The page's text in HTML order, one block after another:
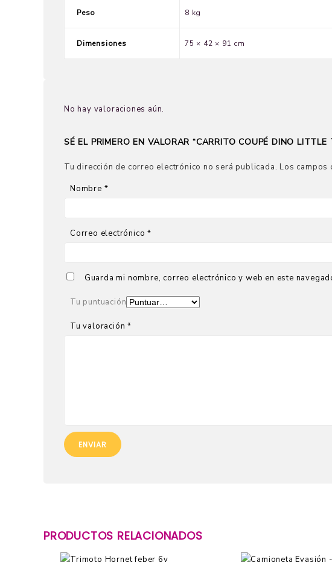
Peso 8 kg
Dimensiones 75 × 42 × 91 cm
No hay valoraciones aún.
SÉ EL PRIMERO EN VALORAR “CARRITO COUPÉ DINO LITTLE
Tu dirección de correo electrónico no será publicada. Los campos
Nombre *
Correo electrónico*
Guarda mi nombre, correo electrónico y web en este
Tu puntuación
Tu valoración*
PRODUCTOS RELACIONADOS